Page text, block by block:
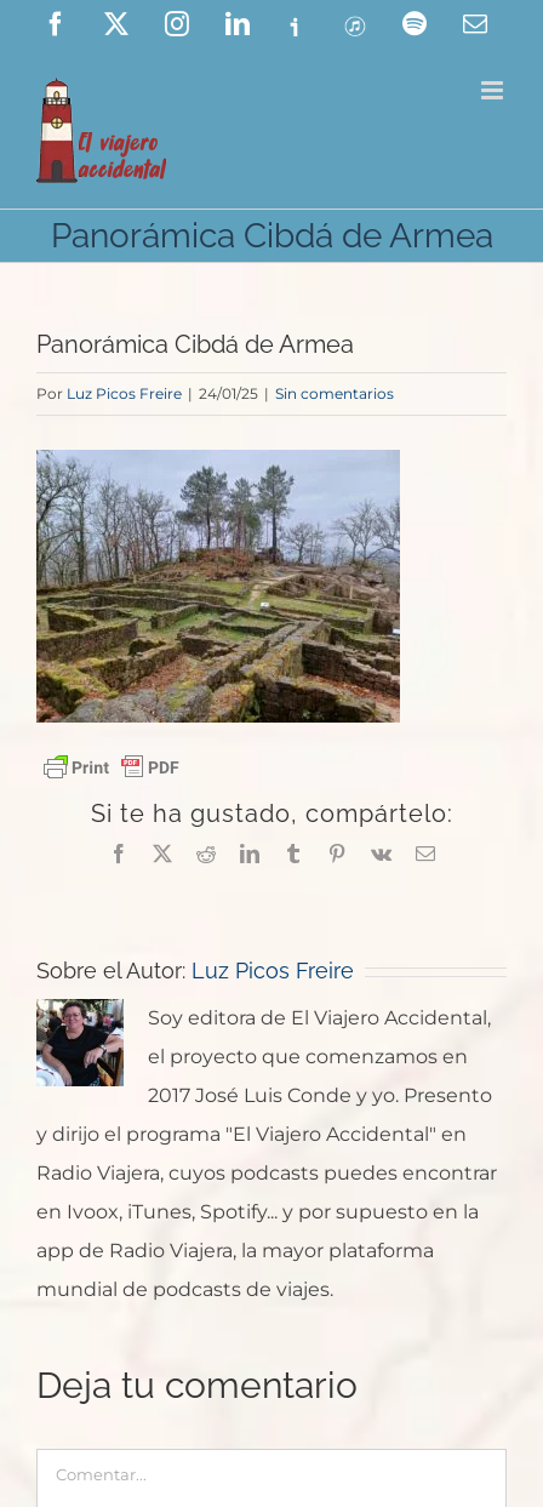
Saltar
contenido
Facebook InstagramLinkedIn
Ivoox ITunes Spotify
Panorámica Cibdá de Armea
Panorámica Cibdá de Armea
Por Luz Picos Freire | 24/01/25 | Sin comentarios
Si te ha gustado, compártelo:
Facebook
X RedditLinkedInTumblrPinterest
Vk
Correo
Sobre el Autor: Luz Picos Freire
Soy editora de El Viajero Accidental,
el proyecto que comenzamos en
2017 José Luis Conde y yo. Presento
y dirijo el programa "El Viajero Accidental" en
Radio Viajera, cuyos podcasts puedes encontrar
en Ivoox, iTunes, Spotify... y por supuesto en la
app de Radio Viajera, la mayor plataforma
mundial de podcasts de viajes.
Deja tu comentario
Comentar